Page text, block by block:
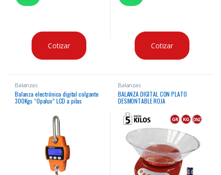
Cotizar Cotizar
Balanzas
Balanza electrónica digital colgante
300Kgs “Opalux” LCD a pilas
Balanzas
BALANZA DIGITAL CON PLATO
DESMONTABLE ROJA